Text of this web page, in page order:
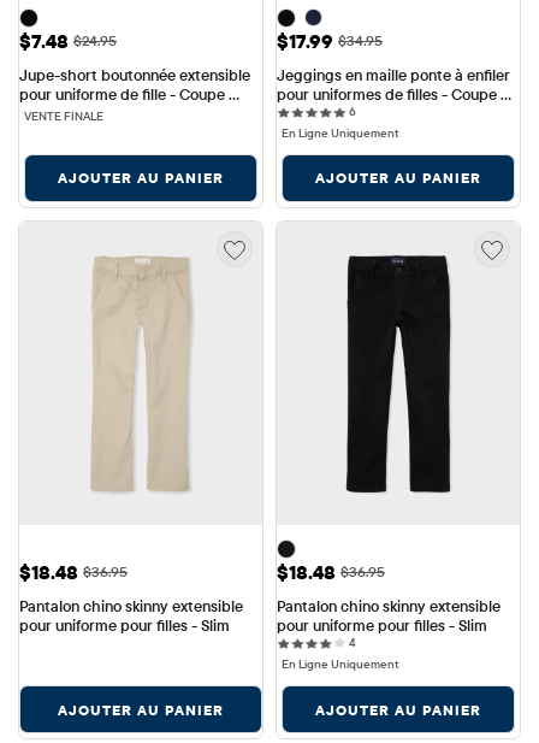
Prix ​​de vente: $7.48
$7.48 Prix ​​d'origine: $24.95
$24.95
Jupe-short boutonnée extensible
pour uniforme de fille - Coupe
ajustée
VENTE FINALE
AJOUTER AU PANIER
Prix ​​de vente: $17.99
$17.99 Prix ​​d'origine: $34.95
$34.95
Jeggings en maille ponte à enfiler
pour uniformes de filles - Coupe
slim
66 reviews
En Ligne Uniquement
AJOUTER AU PANIER
Prix ​​de vente: $18.48
$18.48 Prix ​​d'origine: $36.95
$36.95
Pantalon chino skinny extensible
pour uniforme pour filles - Slim
AJOUTER AU PANIER
Prix ​​de vente: $18.48
$18.48 Prix ​​d'origine: $36.95
$36.95
Pantalon chino skinny extensible
pour uniforme pour filles - Slim
44 reviews
En Ligne Uniquement
AJOUTER AU PANIER